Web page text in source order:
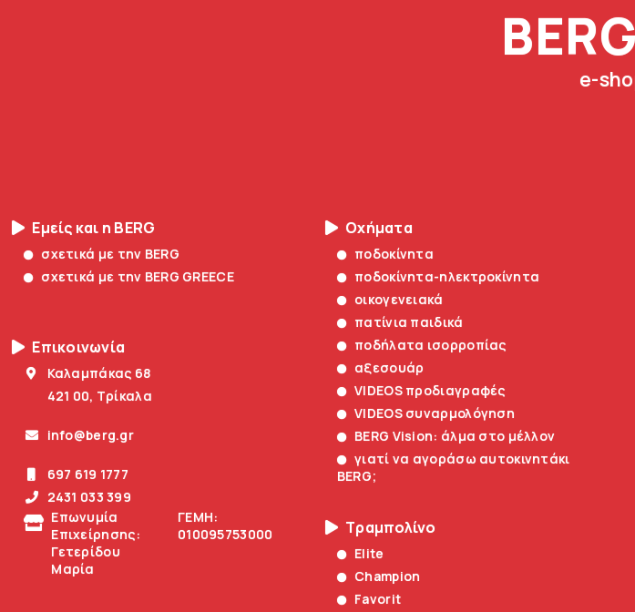
e-
Εμείς και η BERG
σχετικά με την BERG
σχετικά με την BERG GREECE
Επικοινωνία
Καλαμπάκας 68
421 00, Τρίκαλα
info@berg.gr
697 619 1777
2431 033 399
Επωνυμία
Επιχείρησης:
Γετερίδου
Μαρία
ΓΕΜΗ:
010095753000
Οχήματα
ποδοκίνητα
ποδοκίνητα-ηλεκτροκίνητα
οικογενειακά
πατίνια παιδικά
ποδήλατα ισορροπίας
αξεσουάρ
VIDEOS προδιαγραφές
VIDEOS συναρμολόγηση
BERG Vision: άλμα στο μέλλον
γιατί να αγοράσω αυτοκινητάκι
BERG;
Τραμπολίνο
Elite
Champion
Favorit